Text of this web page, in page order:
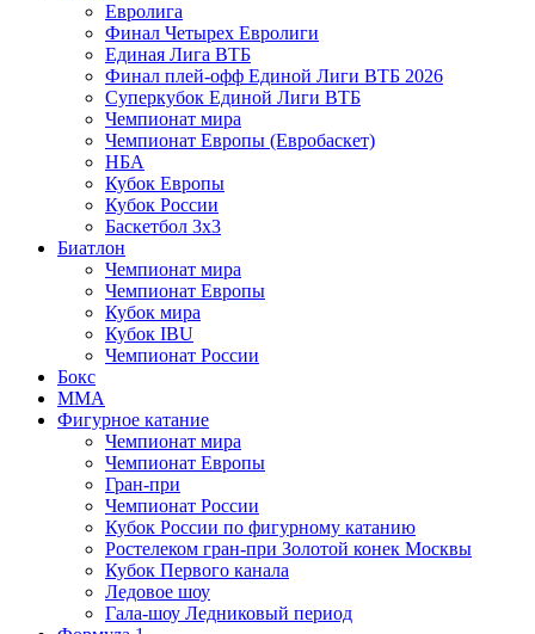
Евролига
Финал Четырех Евролиги
Единая Лига ВТБ
Финал плей-офф Единой Лиги ВТБ 2026
Суперкубок Единой Лиги ВТБ
Чемпионат мира
Чемпионат Европы (Евробаскет)
НБА
Кубок Европы
Кубок России
Баскетбол 3х3
Биатлон
Чемпионат мира
Чемпионат Европы
Кубок мира
Кубок IBU
Чемпионат России
Бокс
MMA
Фигурное катание
Чемпионат мира
Чемпионат Европы
Гран-при
Чемпионат России
Кубок России по фигурному катанию
Ростелеком гран-при Золотой конек Москвы
Кубок Первого канала
Ледовое шоу
Гала-шоу Ледниковый период